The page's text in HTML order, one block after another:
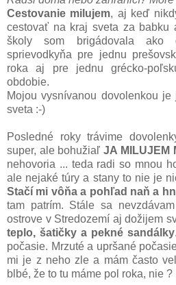
Cestovanie milujem, aj keď
cestovať na kraj sveta za babku
školy som brigádovala ako
sprievodkyňa pre jednu
roka aj pre jednu grécko-
obdobie.
Mojou vysnívanou dovolenkou
sveta :-)
Posledné roky trávime
super, ale bohužiaľJA MILUJEM
nehovoria ... teda radi so mnou
ale nejaké túry a stany to nie je
Stačí mi vôňa a pohľad naň a
tam patrím. Stále sa
ostrove v Stredozemí aj dožijem
teplo, šatičky a pekné sandálky
počasie. Mrzuté a upršané
mi je z neho zle a mám často
blbé, že to tu máme pol roka, nie ?